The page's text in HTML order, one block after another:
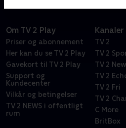
Om TV 2 Play
Priser og abonnement
Her kan du se TV 2 Play
Gavekort til TV 2 Play
Support og
Kundecenter
Vilkår og betingelser
TV 2 NEWS i offentligt
rum
Kanaler
TV 2
TV 2
TV 2
TV 2
TV 2 Fri
TV 2
C More
BritBox